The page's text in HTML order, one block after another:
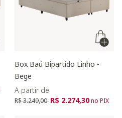
Box Baú Bipartido Linho -
Bege
A partir de
Preço reduzido de
R$ 3.249,00 para
R$ 2.274,30no PIX